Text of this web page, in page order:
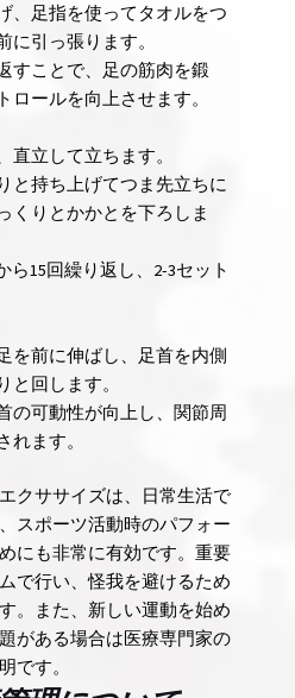
、足指を使ってタオルをつ
に引っ張ります。
すことで、足の筋肉を鍛
ロールを向上させます。
直立して立ちます。
と持ち上げてつま先立ちに
くりとかかとを下ろしま
ら15回繰り返し、2-3セット
を前に伸ばし、足首を内側
と回します。
の可動性が向上し、関節周
れます。
クササイズは、日常生活で
スポーツ活動時のパフォー
にも非常に有効です。重要
で行い、怪我を避けるため
。また、新しい運動を始め
がある場合は医療専門家の
です。